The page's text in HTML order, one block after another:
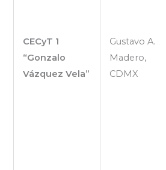
CECyT 1
“Gonzalo
Vázquez Vela”
Gustavo A.
Madero,
CDMX